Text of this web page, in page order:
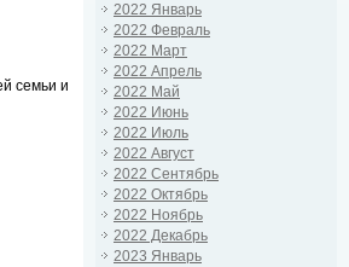
семьи и
2022 Январь
2022 Февраль
2022 Март
2022 Апрель
2022 Май
2022 Июнь
2022 Июль
2022 Август
2022 Сентябрь
2022 Октябрь
2022 Ноябрь
2022 Декабрь
2023 Январь